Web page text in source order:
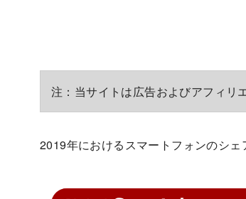
注：当サイトは広告およびアフィリ
2019年におけるスマートフォンのシェ